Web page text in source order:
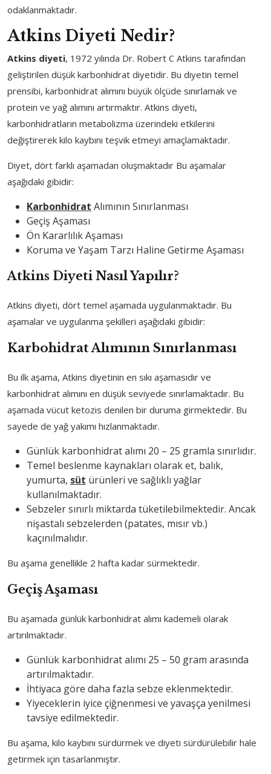
odaklanmaktadır.
Atkins Diyeti Nedir?
Atkins diyeti, 1972 yılında Dr. Robert C Atkins tarafından
geliştirilen düşük karbonhidrat diyetidir. Bu diyetin temel
prensibi, karbonhidrat alımını büyük ölçüde sınırlamak ve
protein ve yağ alımını artırmaktır. Atkins diyeti,
karbonhidratların metabolizma üzerindeki etkilerini
değiştirerek kilo kaybını teşvik etmeyi amaçlamaktadır.
Diyet, dört farklı aşamadan oluşmaktadır Bu aşamalar
aşağıdaki gibidir:
Karbonhidrat Alımının Sınırlanması
Geçiş Aşaması
Ön Kararlılık Aşaması
Koruma ve Yaşam Tarzı Haline Getirme Aşaması
Atkins Diyeti Nasıl Yapılır?
Atkins diyeti, dört temel aşamada uygulanmaktadır. Bu
aşamalar ve uygulanma şekilleri aşağıdaki gibidir:
Karbohidrat Alımının Sınırlanması
Bu ilk aşama, Atkins diyetinin en sıkı aşamasıdır ve
karbonhidrat alımını en düşük seviyede sınırlamaktadır. Bu
aşamada vücut ketozis denilen bir duruma girmektedir. Bu
sayede de yağ yakımı hızlanmaktadır.
Günlük karbonhidrat alımı 20 – 25 gramla sınırlıdır.
Temel beslenme kaynakları olarak et, balık,
yumurta, süt ürünleri ve sağlıklı yağlar
kullanılmaktadır.
Sebzeler sınırlı miktarda tüketilebilmektedir. Ancak
nişastalı sebzelerden (patates, mısır vb.)
kaçınılmalıdır.
Bu aşama genellikle 2 hafta kadar sürmektedir.
Geçiş Aşaması
Bu aşamada günlük karbonhidrat alımı kademeli olarak
artırılmaktadır.
Günlük karbonhidrat alımı 25 – 50 gram arasında
artırılmaktadır.
İhtiyaca göre daha fazla sebze eklenmektedir.
Yiyeceklerin iyice çiğnenmesi ve yavaşça yenilmesi
tavsiye edilmektedir.
Bu aşama, kilo kaybını sürdürmek ve diyeti sürdürülebilir hale
getirmek için tasarlanmıştır.